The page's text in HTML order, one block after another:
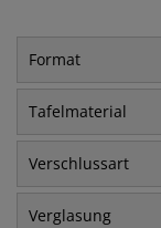
Format
Tafelmaterial
Verschlussart
Verglasung